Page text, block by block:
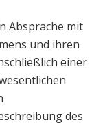
Absprache mit
und ihren
einer
des